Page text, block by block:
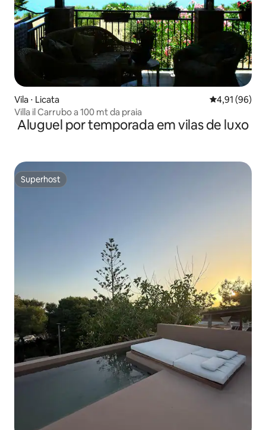
Vila ⋅ Licata 4,91 de uma
4,91 (96)
Villa il Carrubo a 100 mt da praia
Aluguel por temporada em vilas de luxo
Superhost
Superhost